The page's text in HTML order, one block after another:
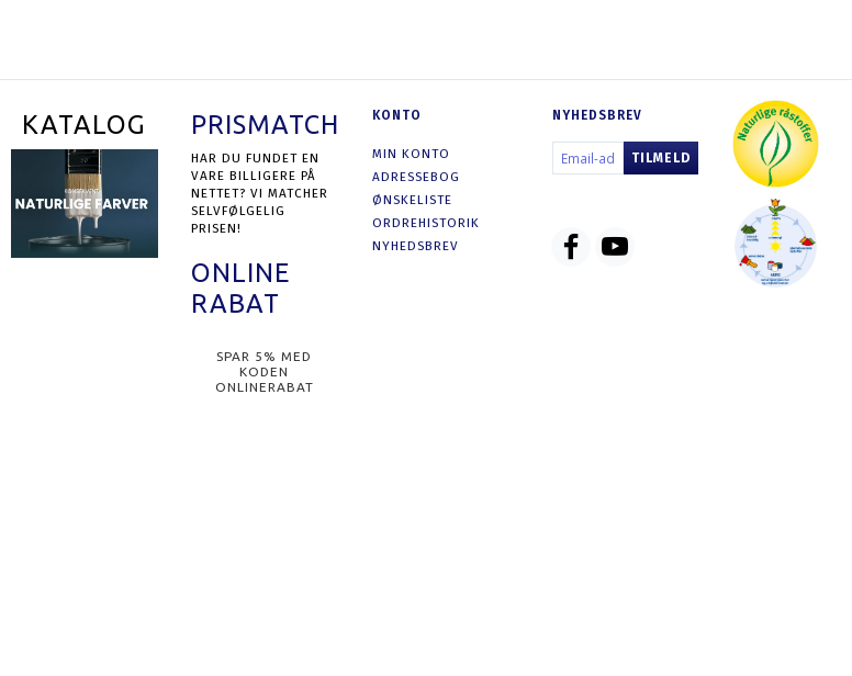
KATALOG PRISMATCH
HAR DU FUNDET EN
VARE BILLIGERE PÅ
NETTET? VI MATCHER
SELVFØLGELIG
PRISEN!
ONLINE
RABAT
SPAR 5% MED
KODEN
ONLINERABAT
KONTO
MIN KONTO
ADRESSEBOG
ØNSKELISTE
ORDREHISTORIK
NYHEDSBREV
NYHEDSBREV
EMAIL-
ADRESSE
TILMELD